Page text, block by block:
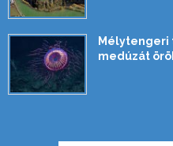
Mélytengeri
medúzát